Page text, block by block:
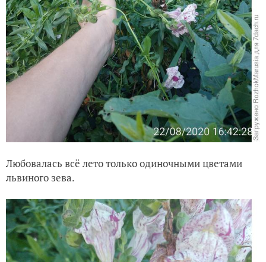
Любовалась всё лето только одиночными цветами
львиного зева.